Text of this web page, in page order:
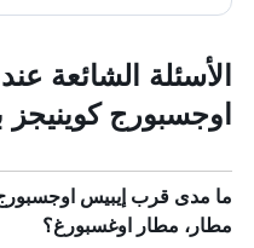
الأسئلة الشائعة
اوجسبورج كوينيجز
ما مدى قرب إيبيس
مطار، مطار اوغسبورغ؟